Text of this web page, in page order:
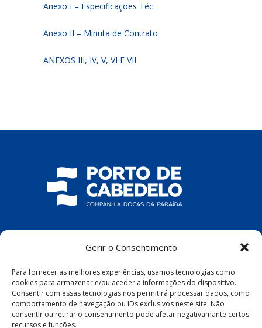
Gerir o Consentimento
Para fornecer as melhores experiências, usamos tecnologias como
cookies para armazenar e/ou aceder a informações do dispositivo.
Consentir com essas tecnologias nos permitirá processar dados, como
comportamento de navegação ou IDs exclusivos neste site. Não
consentir ou retirar o consentimento pode afetar negativamante certos
recursos e funções.
Anexo I – Especificações Téc
Anexo II – Minuta de Contrato
ANEXOS III, IV, V, VI E VII
COMPANHIA DOCAS DA PARAÍBA
– PB, 58100-100